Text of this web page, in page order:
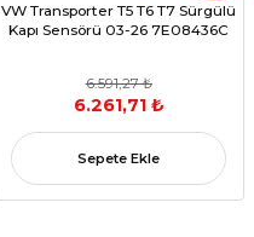
VW Transporter T5 T6 T7 Sürgülü
Kapı Sensörü 03-26 7E08436C
6.591,27 ₺
6.261,71 ₺
Sepete Ekle